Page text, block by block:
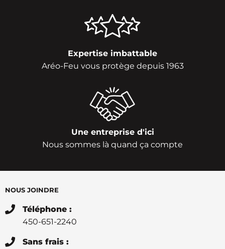
Expertise imbattable
Aréo-Feu vous protège depuis 1963
Une entreprise d'ici
Nous sommes là quand ça compte
NOUS JOINDRE
Téléphone :
450-651-2240
Sans frais :